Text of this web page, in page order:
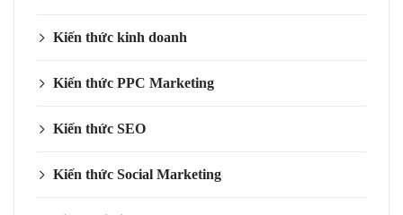
Kiến thức kinh doanh
Kiến thức PPC Marketing
Kiến thức SEO
Kiến thức Social Marketing